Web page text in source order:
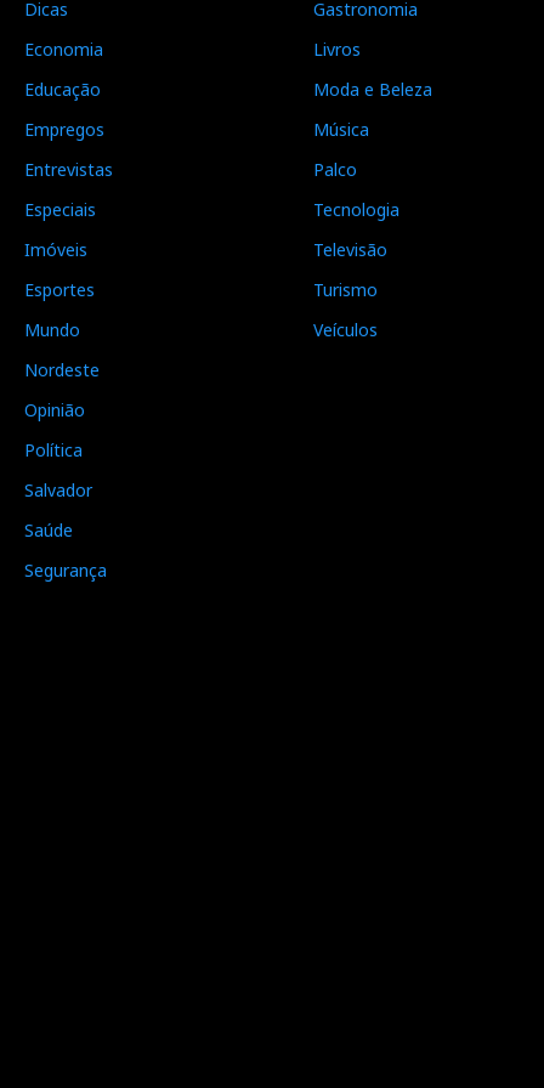
Dicas
Economia
Educação
Empregos
Entrevistas
Especiais
Imóveis
Esportes
Mundo
Nordeste
Opinião
Política
Salvador
Saúde
Segurança
Gastronomia
Livros
Moda e Beleza
Música
Palco
Tecnologia
Televisão
Turismo
Veículos